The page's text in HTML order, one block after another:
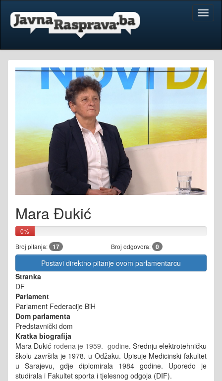
Mara Đukić
0%
Broj pitanja: 17 Broj odgovora: 0
Postavi direktno pitanje ovom parlamentarcu
Stranka
DF
Parlament
Parlament Federacije BiH
Dom parlamenta
Predstavnički dom
Kratka biografija
Mara Đukić rođena je 1959. godine. Srednju elektrotehničku
školu završila je 1978. u Odžaku. Upisuje Medicinski fakultet
u Sarajevu, gdje diplomirala 1984 godine. Uporedo je
studirala i Fakultet sporta i tjelesnog odgoja (DIF).